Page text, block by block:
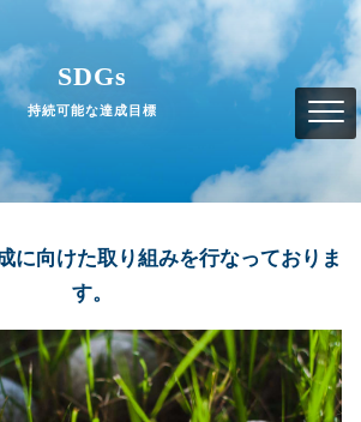
SDGs
持続可能な達成目標
に向けた取り組みを行なっておりま
す。